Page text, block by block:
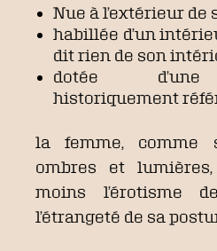
Nue à l’extérieur de
habillée d’un
dit rien de son
dotée d’une
historiquement
la femme, comme
ombres et
moins l’érotisme
l’étrangeté de sa